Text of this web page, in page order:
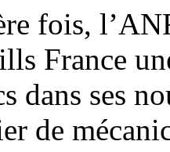
fois,
France
dans ses
de